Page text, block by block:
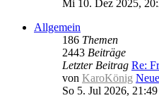
Mi 10. Dez 2025,
Allgemein
186 Themen
2443 Beiträge
Letzter Beitrag Re:
von KaroKönig
So 5. Jul 2026, 21:49